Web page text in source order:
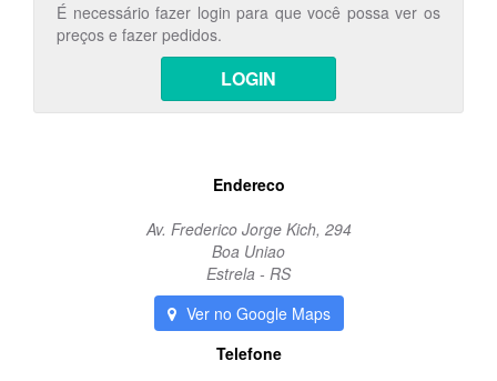
É necessário fazer login para que você possa ver os
preços e fazer pedidos.
LOGIN
Endereco
Av. Frederico Jorge Kich, 294
Boa Uniao
Estrela - RS
Ver no Google Maps
Telefone